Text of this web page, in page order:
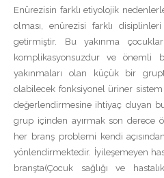
Enürezisin farklı etiyolojik
olması, enürezisi farklı
getirmiştir. Bu yakınma
komplikasyonsuzdur ve önemli
yakınmaları olan küçük bir
olabilecek fonksiyonel üriner sistem
değerlendirmesine ihtiyaç duyan
grup içinden ayırmak son derece
her branş problemi kendi
yönlendirmektedir. İyileşemeyen
branşta(Çocuk sağlığı ve